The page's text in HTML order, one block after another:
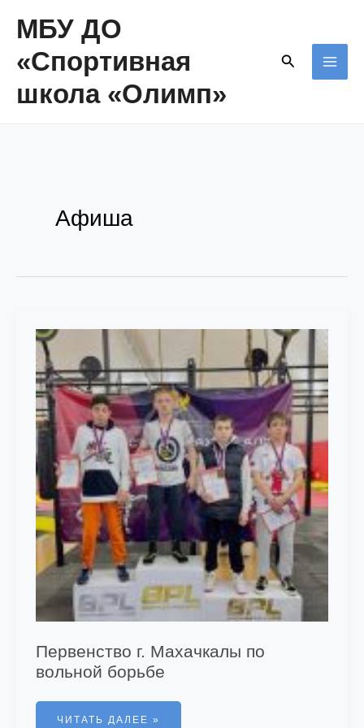
содержимому
МБУ ДО
«Спортивная
школа «Олимп»
Поиск
Афиша
Первенство г. Махачкалы по
вольной борьбе
ПЕРВЕНСТВО
ЧИТАТЬ ДАЛЕЕ »